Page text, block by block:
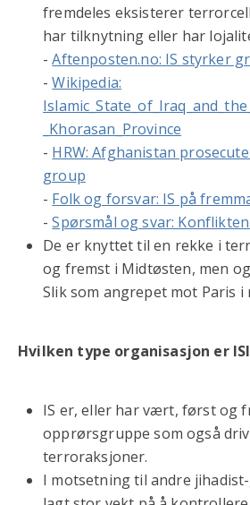
fremdeles eksisterer
har tilknytning eller har
-Aftenposten.no: IS styrker
-Wikipedia:
_Khorasan_Province
- HRW: Afghanistan
group
- Folk og forsvar: IS på
-Spørsmål og svar:
De er knyttet til en rekke i
og fremst i Midtøsten, men
Slik som angrepet mot Paris i
Hvilken type organisasjon er
IS er, eller har vært, først og
opprørsgruppe som også
terroraksjoner.
I motsetning til andre